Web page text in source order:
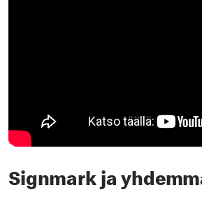
Signmark ja